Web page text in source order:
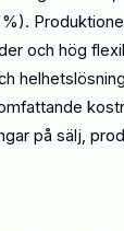
och hög
på sälj,